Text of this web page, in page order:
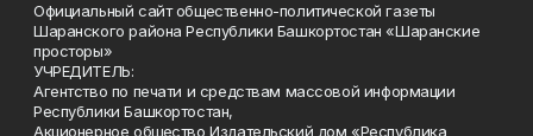
Официальный сайт общественно-политической газеты
Шаранского района Республики Башкортостан «Шаранские
просторы»
УЧРЕДИТЕЛЬ:
Агентство по печати и средствам массовой информации
Республики Башкортостан,
Акционерное общество Издательский дом «Республика